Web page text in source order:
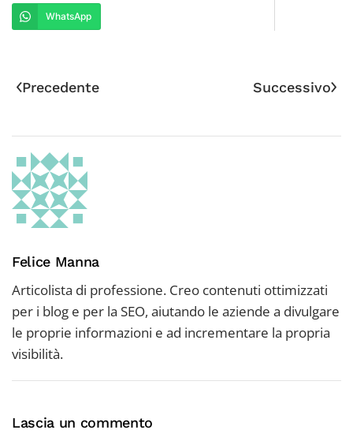
a…
WhatsApp
Precedente Successivo
Felice Manna
Articolista di professione. Creo contenuti ottimizzati
per i blog e per la SEO, aiutando le aziende a divulgare
le proprie informazioni e ad incrementare la propria
visibilità.
Lascia un commento